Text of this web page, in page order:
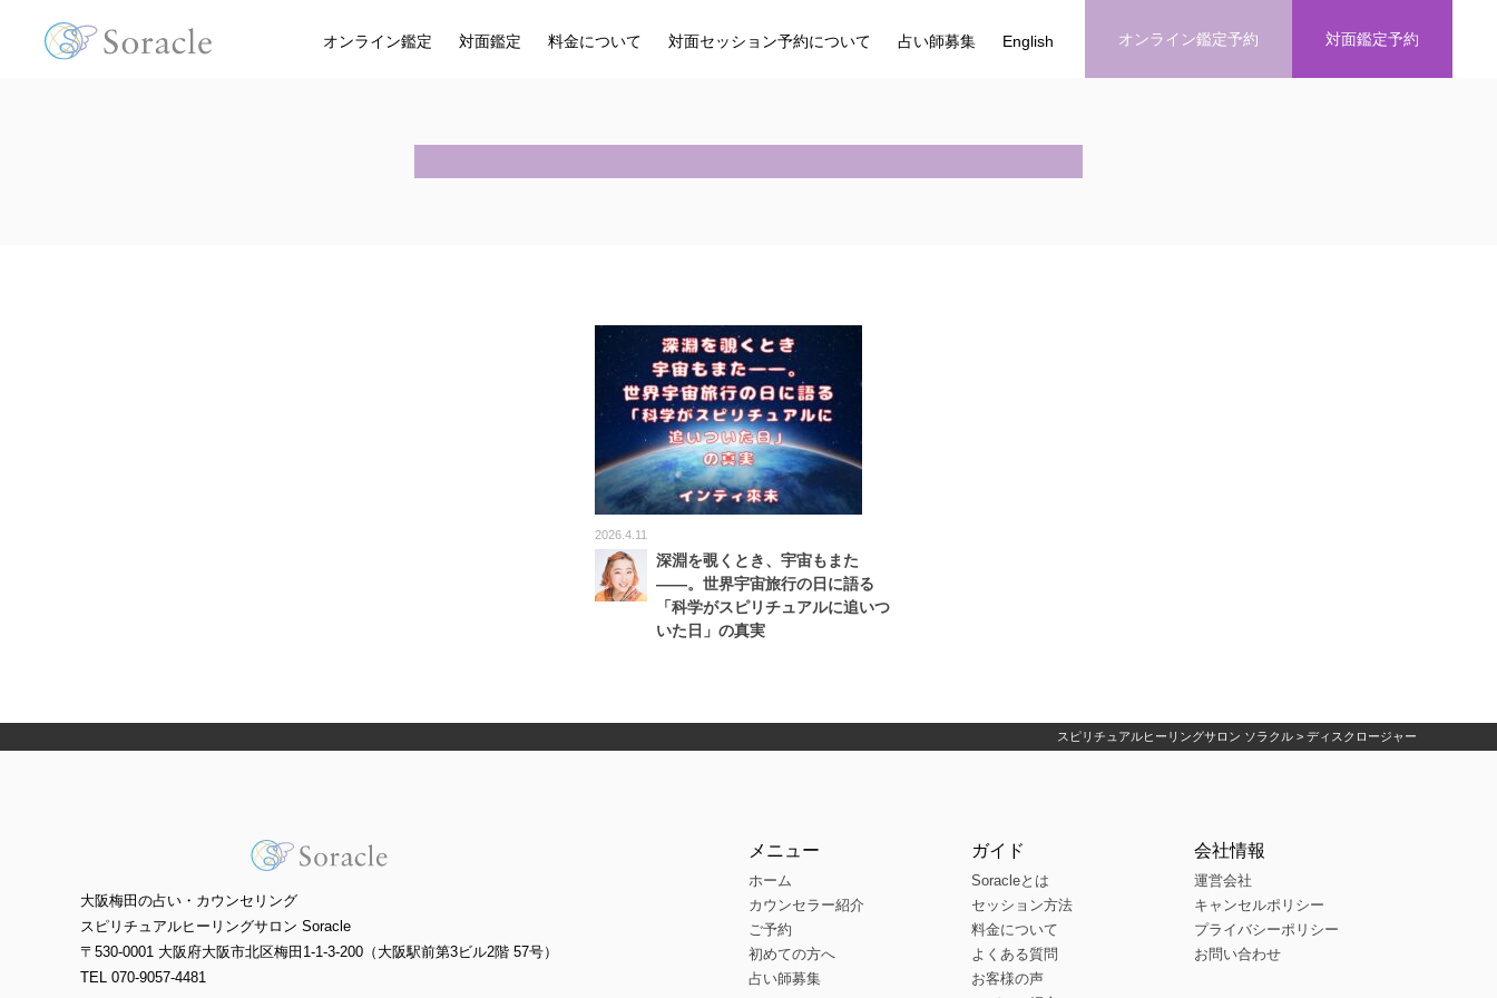
オンライン鑑定 対面鑑定 料金について 対面セッション予約について 占い師募集 English オンライン鑑定予約 対面鑑定予約
2026.4.11
深淵を覗くとき、宇宙もまた
――。世界宇宙旅行の日に語る
「科学がスピリチュアルに追いつ
いた日」の真実
スピリチュアルヒーリングサロン ソラクル > ディスクロージャー
大阪梅田の占い・カウンセリング
スピリチュアルヒーリングサロン Soracle
〒530-0001 大阪府大阪市北区梅田1-1-3-200（大阪駅前第3ビル2階 57号）
TEL 070-9057-4481
メニュー
ホーム
カウンセラー紹介
ご予約
初めての方へ
占い師募集
ガイド
Soracleとは
セッション方法
料金について
よくある質問
お客様の声
会社情報
運営会社
キャンセルポリシー
プライバシーポリシー
お問い合わせ